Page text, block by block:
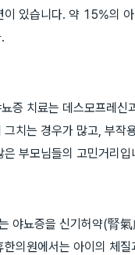
이 있습니다. 약 15%의
증 치료는 데스모프레신
그치는 경우가 많고, 부작
은 부모님들의 고민거리입
야뇨증을 신기허약(腎
한의원에서는 아이의 체